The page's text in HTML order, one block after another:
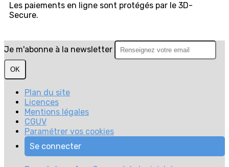
Les paiements en ligne sont protégés par le 3D-
Secure.
Je m'abonne à la newsletter
OK
Plan du site
Licences
Mentions légales
CGUV
Paramétrer vos cookies
Se connecter